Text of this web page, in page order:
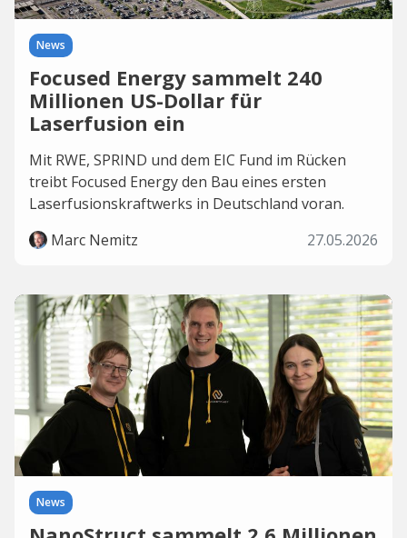
News
Focused Energy sammelt 240
Millionen US-Dollar für
Laserfusion ein
Mit RWE, SPRIND und dem EIC Fund im Rücken
treibt Focused Energy den Bau eines ersten
Laserfusionskraftwerks in Deutschland voran.
Marc Nemitz
27.05.2026
News